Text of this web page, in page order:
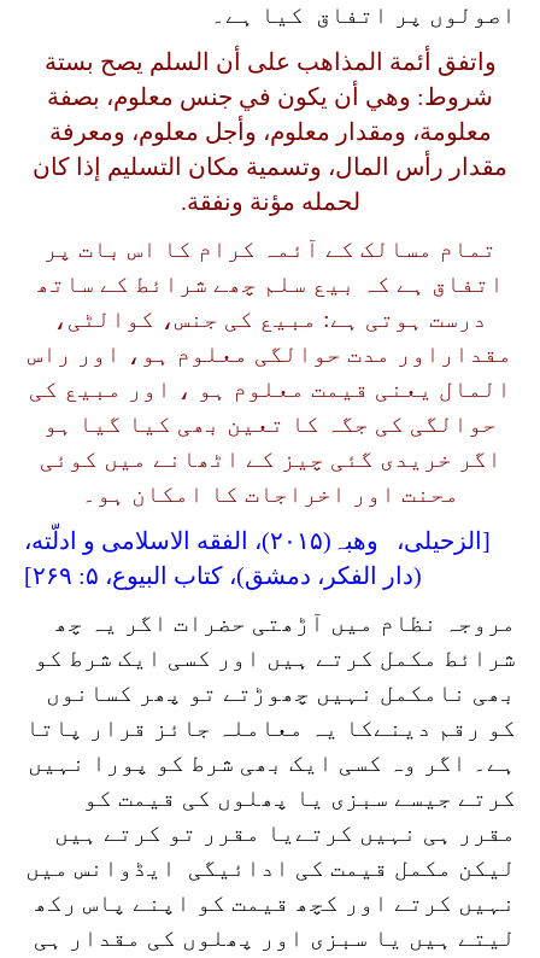
اصولوں پر اتفاق کیا ہے۔
واتفق أئمة المذاهب على أن السلم يصح بستة
شروط: وهي أن يكون في جنس معلوم، بصفة
معلومة، ومقدار معلوم، وأجل معلوم، ومعرفة
مقدار رأس المال، وتسمية مكان التسليم إذا كان
لحمله مؤنة ونفقة.
تمام مسالک کے آئمہ کرام کا اس بات پر
اتفاق ہے کہ بیع سلم چھے شرائط کے ساتھ
درست ہوتی ہے: مبیع کی جنس، کوالٹی،
مقداراور مدت حوالگی معلوم ہو، اور راس
المال یعنی قیمت معلوم ہو ، اور مبیع کی
حوالگی کی جگہ کا تعین بھی کیا گیا ہو
اگر خریدی گئی چیز کے اٹھانے میں کوئی
محنت اور اخراجات کا امکان ہو۔
[الزحیلی، وھبہ(۲۰۱۵)، الفقه الاسلامی و ادلّته،
(دار الفكر، دمشق)، كتاب البيوع، ۵: ۲۶۹]
مروجہ نظام میں آڑھتی حضرات اگر یہ چھ
شرائط مکمل کرتے ہیں اور کسی ایک شرط کو
بھی نامکمل نہیں چھوڑتے تو پھر کسانوں
کو رقم دینےکا یہ معاملہ جائز قرار پاتا
ہے۔ اگر وہ کسی ایک بھی شرط کو پورا نہیں
کرتے جیسے سبزی یا پھلوں کی قیمت کو
مقرر ہی نہیں کرتےیا مقرر تو کرتے ہیں
لیکن مکمل قیمت کی ادائیگی ایڈوانس میں
نہیں کرتے اور کچھ قیمت کو اپنے پاس رکھ
لیتے ہیں یا سبزی اور پھلوں کی مقدار ہی